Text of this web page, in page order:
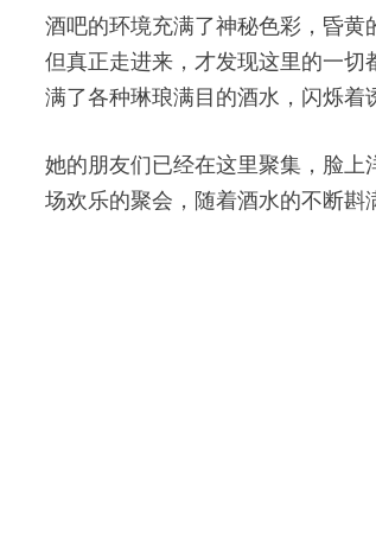
酒吧的环境充满了神秘色彩，昏黄
但真正走进来，才发现这里的一
满了各种琳琅满目的酒水，闪烁着
她的朋友们已经在这里聚集，脸
场欢乐的聚会，随着酒水的不断斟